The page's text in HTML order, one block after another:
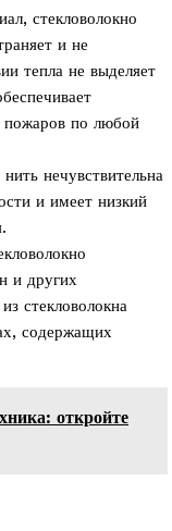
стекловолокно
и не
тепла не выделяет
пожаров по любой
нечувствительна
и имеет низкий
и других
стекловолокна
содержащих
откройте